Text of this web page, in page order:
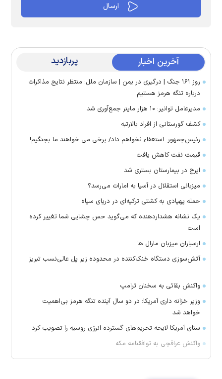
آخرین اخبار پربازدید
روز ۱۶۱ جنگ | درگیری در یمن | سازمان ملل: منتظر نتایج مذاکرات
درباره تنگه هرمز هستیم
مدیرعامل توانیر: ۱۰ هزار ماینر جمع‌آوری شد
کشف گورستانی از افراد بالارتبه
رئیس‌جمهور: استعفاء نخواهم داد/ برخی می خواهند ما بجنگیم!
قیمت نفت کاهش یافت
ایرج در بیمارستان بستری شد
میزبانی استقلال در آسیا به امارات می‌رسد؟
حمله پهپادی به کشتی ترکیه‌ای در دریای سیاه
یک نشانه هشداردهنده که می‌گوید حس چشایی شما تغییر کرده
است
ارسباران میزبان مارال ها
آتش‌سوزی دستگاه خنک‌کننده در محدوده زیر پل عالی‌نسب تبریز
واکنش بقائی به سخنان ترامپ
وزیر خزانه داری آمریکا: در دو سال آینده تنگه هرمز بی‌اهمیت
خواهد شد
سنای آمریکا لایحه تحریم‌های گسترده انرژی روسیه را تصویب کرد
واکنش عراقچی به توافقنامه مکه